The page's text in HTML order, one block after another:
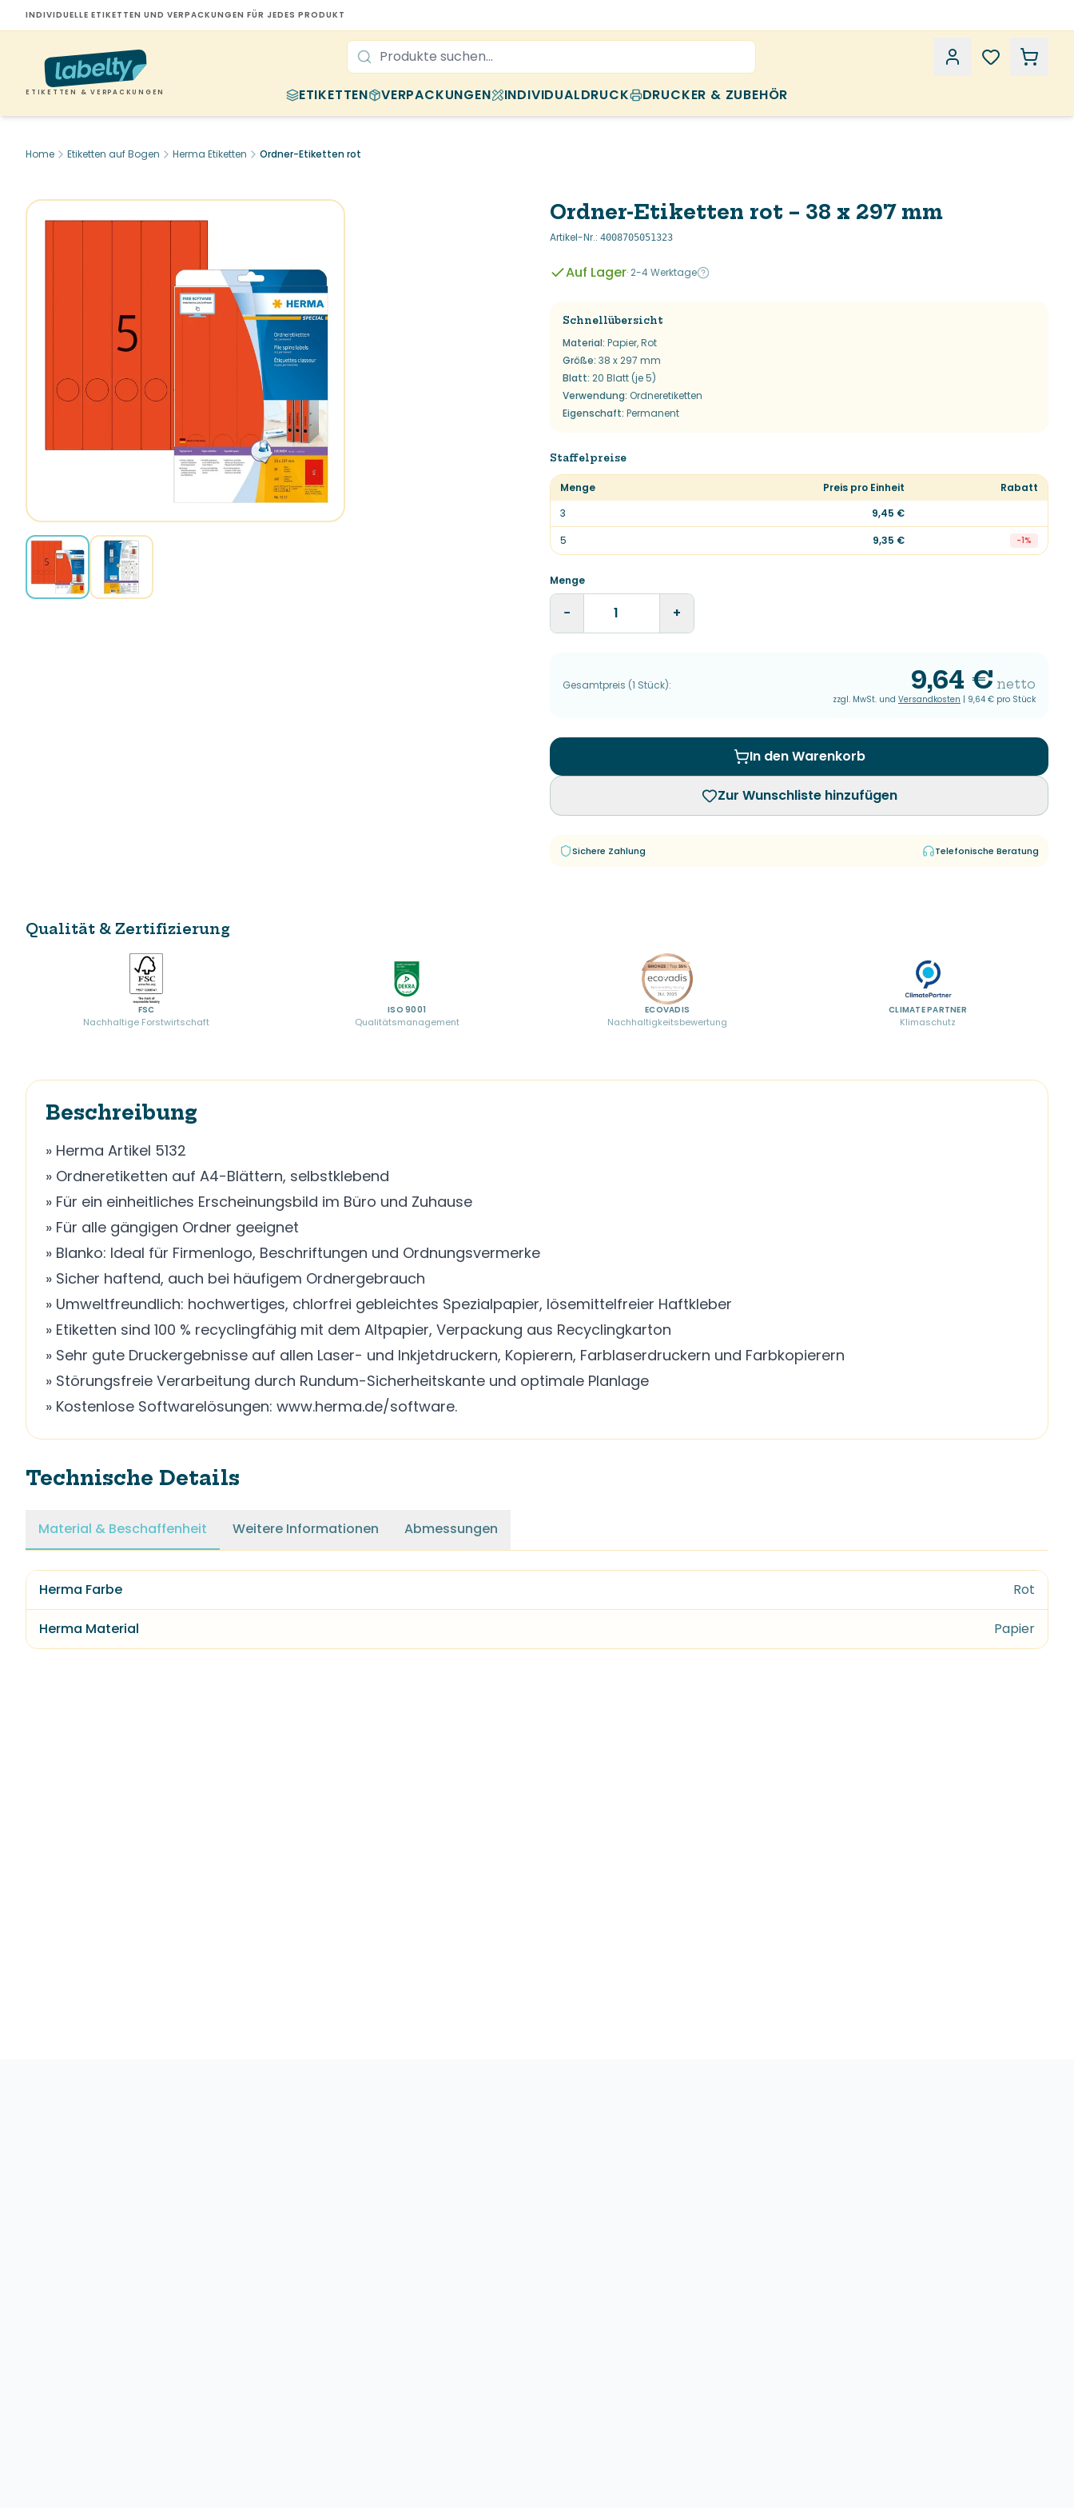
INDIVIDUELLE ETIKETTEN UND VERPACKUNGEN FÜR JEDES PRODUKT
ETIKETTEN & VERPACKUNGEN ETIKETTEN VERPACKUNGEN INDIVIDUALDRUCK DRUCKER & ZUBEHÖR
Home Etiketten auf Bogen Herma Etiketten Ordner-Etiketten rot
Ordner-Etiketten rot – 38 x 297 mm
Artikel-Nr.: 4008705051323
Auf Lager· 2-4 Werktage
Schnellübersicht
Material: Papier, Rot
Größe: 38 x 297 mm
Blatt: 20 Blatt (je 5)
Verwendung: Ordneretiketten
Eigenschaft: Permanent
Staffelpreise
Menge Preis pro Einheit
Rabatt
3
9,45 €
5
9,35 € -1%
Menge
− +
Gesamtpreis (1 Stück): 9,64 € netto
zzgl. MwSt. und Versandkosten | 9,64 € pro Stück
In den Warenkorb
Zur Wunschliste hinzufügen
Sichere Zahlung Telefonische Beratung
Qualität & Zertifizierung
FSC
Nachhaltige Forstwirtschaft
ISO 9001
Qualitätsmanagement
ECOVADIS
Nachhaltigkeitsbewertung
CLIMATE PARTNER
Klimaschutz
Beschreibung
» Herma Artikel 5132
» Ordneretiketten auf A4-Blättern, selbstklebend
» Für ein einheitliches Erscheinungsbild im Büro und Zuhause
» Für alle gängigen Ordner geeignet
» Blanko: Ideal für Firmenlogo, Beschriftungen und Ordnungsvermerke
» Sicher haftend, auch bei häufigem Ordnergebrauch
» Umweltfreundlich: hochwertiges, chlorfrei gebleichtes Spezialpapier, lösemittelfreier Haftkleber
» Etiketten sind 100 % recyclingfähig mit dem Altpapier, Verpackung aus Recyclingkarton
» Sehr gute Druckergebnisse auf allen Laser- und Inkjetdruckern, Kopierern, Farblaserdruckern und Farbkopierern
» Störungsfreie Verarbeitung durch Rundum-Sicherheitskante und optimale Planlage
» Kostenlose Softwarelösungen: www.herma.de/software.
Technische Details
Material & Beschaffenheit Weitere Informationen Abmessungen
Herma Farbe Rot
Herma Material Papier